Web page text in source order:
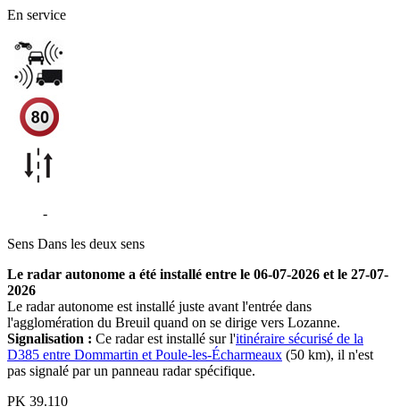
En service
-
Sens Dans les deux sens
Le radar autonome a été installé entre le 06-07-2026 et le 27-07-
2026
Le radar autonome est installé juste avant l'entrée dans
l'agglomération du Breuil quand on se dirige vers Lozanne.
Signalisation : Ce radar est installé sur l'itinéraire sécurisé de la
D385 entre Dommartin et Poule-les-Écharmeaux (50 km), il n'est
pas signalé par un panneau radar spécifique.
PK 39.110